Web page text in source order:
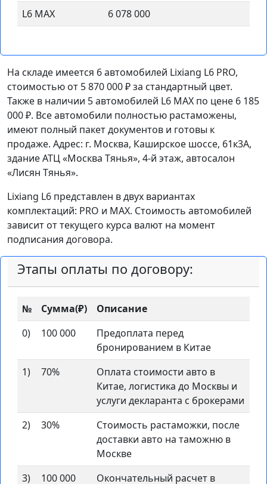
L6 MAX
6 078 000
На складе имеется 6 автомобилей Lixiang L6 PRO,
стоимостью от 5 870 000 ₽ за стандартный цвет.
Также в наличии 5 автомобилей L6 MAX по цене 6 185
000 ₽. Все автомобили полностью растаможены,
имеют полный пакет документов и готовы к
продаже. Адрес: г. Москва, Каширское шоссе, 61к3А,
здание АТЦ «Москва Тянья», 4-й этаж, автосалон
«Лисян Тянья».
Lixiang L6 представлен в двух вариантах
комплектаций: PRO и MAX. Стоимость автомобилей
зависит от текущего курса валют на момент
подписания договора.
Этапы оплаты по договору:
№ Сумма(₽)
Описание
0)
100 000
Предоплата перед
бронированием в Китае
1)
70%
Оплата стоимости авто в
Китае, логистика до Москвы и
услуги декларанта с брокерами
2)
30%
Стоимость растаможки, после
доставки авто на таможню в
Москве
3)
100 000 Окончательный расчет в